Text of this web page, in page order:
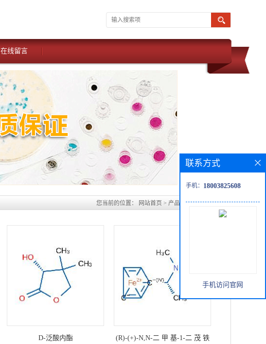
在线留言
您当前的位置： 网站首页 > 产品展厅>手性中间体
D-泛酸内酯
(R)-(+)-N,N-二 甲 基-1-二 茂 铁
联系方式
手机： 18003825608
手机访问官网